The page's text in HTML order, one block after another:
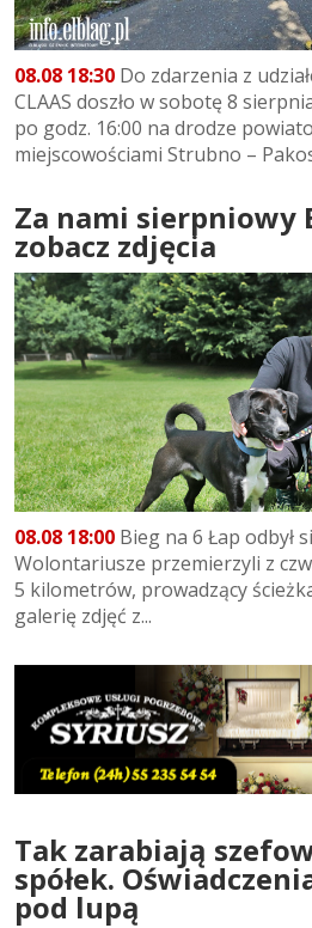
08.08 18:30 Do zdarzenia z
CLAAS doszło w sobotę 8
po godz. 16:00 na drodze
miejscowościami Strubno –
Za nami sierpniowy
zobacz zdjęcia
08.08 18:00 Bieg na 6 Łap odbył
Wolontariusze przemierzyli z
5 kilometrów, prowadzący
galerię zdjęć z...
Tak zarabiają
spółek.
pod lupą